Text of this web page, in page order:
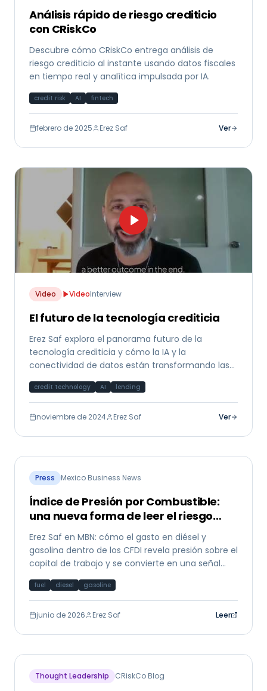
Análisis rápido de riesgo crediticio
con CRiskCo
Descubre cómo CRiskCo entrega análisis de
riesgo crediticio al instante usando datos fiscales
en tiempo real y analítica impulsada por IA.
credit risk AI fintech
febrero de 2025 Erez Saf Ver
Video VideoInterview
El futuro de la tecnología crediticia
Erez Saf explora el panorama futuro de la
tecnología crediticia y cómo la IA y la
conectividad de datos están transformando las
credit technology AI lending
noviembre de 2024 Erez Saf Ver
Press Mexico Business News
Índice de Presión por Combustible:
una nueva forma de leer el riesgo
Erez Saf en MBN: cómo el gasto en diésel y
gasolina dentro de los CFDI revela presión sobre el
capital de trabajo y se convierte en una señal
mexicanas.
fuel diesel gasoline
junio de 2026 Erez Saf Leer
Thought Leadership CRiskCo Blog